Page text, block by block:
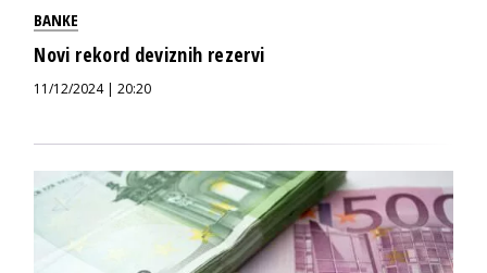
BANKE
Novi rekord deviznih rezervi
11/12/2024 | 20:20